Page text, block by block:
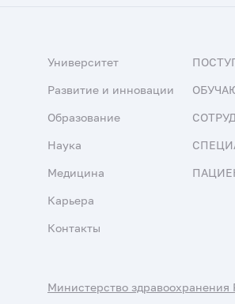
Университет
Развитие и инновации
Образование
Наука
Медицина
Карьера
Контакты
Министерство